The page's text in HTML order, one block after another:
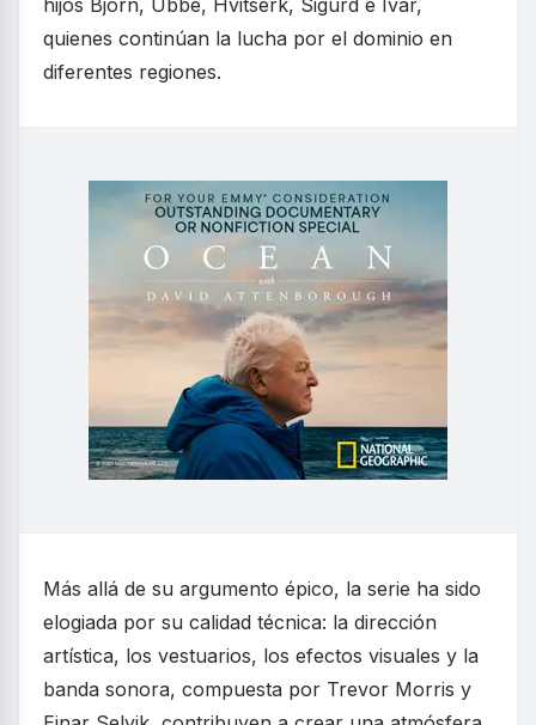
hijos Bjorn, Ubbe, Hvitserk, Sigurd e Ivar,
quienes continúan la lucha por el dominio en
diferentes regiones.
Más allá de su argumento épico, la serie ha sido
elogiada por su calidad técnica: la dirección
artística, los vestuarios, los efectos visuales y la
banda sonora, compuesta por Trevor Morris y